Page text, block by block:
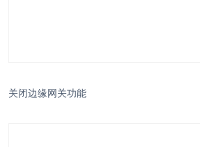
关闭边缘网关功能